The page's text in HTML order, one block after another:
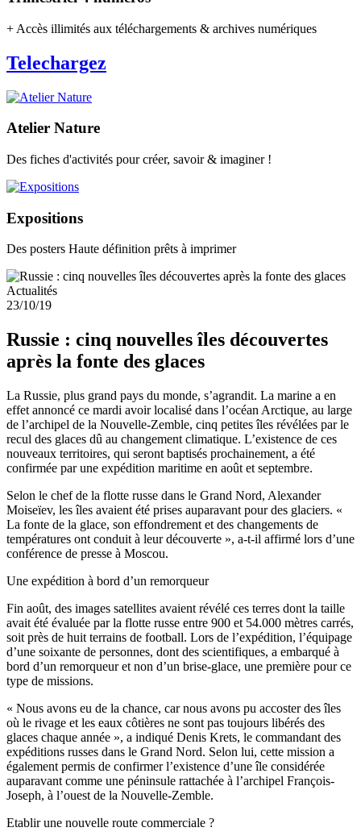
+ Accès illimités aux téléchargements & archives numériques
Telechargez
Atelier Nature
Des fiches d'activités pour créer, savoir & imaginer !
Expositions
Des posters Haute définition prêts à imprimer
Actualités
23/10/19
Russie : cinq nouvelles îles découvertes
après la fonte des glaces
La Russie, plus grand pays du monde, s’agrandit. La marine a en
effet annoncé ce mardi avoir localisé dans l’océan Arctique, au large
de l’archipel de la Nouvelle-Zemble, cinq petites îles révélées par le
recul des glaces dû au changement climatique. L’existence de ces
nouveaux territoires, qui seront baptisés prochainement, a été
confirmée par une expédition maritime en août et septembre.
Selon le chef de la flotte russe dans le Grand Nord, Alexander
Moiseïev, les îles avaient été prises auparavant pour des glaciers. «
La fonte de la glace, son effondrement et des changements de
températures ont conduit à leur découverte », a-t-il affirmé lors d’une
conférence de presse à Moscou.
Une expédition à bord d’un remorqueur
Fin août, des images satellites avaient révélé ces terres dont la taille
avait été évaluée par la flotte russe entre 900 et 54.000 mètres carrés,
soit près de huit terrains de football. Lors de l’expédition, l’équipage
d’une soixante de personnes, dont des scientifiques, a embarqué à
bord d’un remorqueur et non d’un brise-glace, une première pour ce
type de missions.
« Nous avons eu de la chance, car nous avons pu accoster des îles
où le rivage et les eaux côtières ne sont pas toujours libérés des
glaces chaque année », a indiqué Denis Krets, le commandant des
expéditions russes dans le Grand Nord. Selon lui, cette mission a
également permis de confirmer l’existence d’une île considérée
auparavant comme une péninsule rattachée à l’archipel François-
Joseph, à l’ouest de la Nouvelle-Zemble.
Etablir une nouvelle route commerciale ?